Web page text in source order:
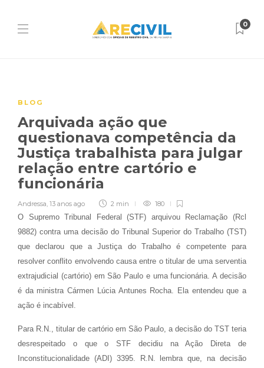
0
BLOG
Arquivada ação que
questionava competência da
Justiça trabalhista para julgar
relação entre cartório e
funcionária
Andressa, 13 anos ago 2 min 180
O Supremo Tribunal Federal (STF) arquivou Reclamação (Rcl
9882) contra uma decisão do Tribunal Superior do Trabalho (TST)
que declarou que a Justiça do Trabalho é competente para
resolver conflito envolvendo causa entre o titular de uma serventia
extrajudicial (cartório) em São Paulo e uma funcionária. A decisão
é da ministra Cármen Lúcia Antunes Rocha. Ela entendeu que a
ação é incabível.
Para R.N., titular de cartório em São Paulo, a decisão do TST teria
desrespeitado o que o STF decidiu na Ação Direta de
Inconstitucionalidade (ADI) 3395. R.N. lembra que, na decisão